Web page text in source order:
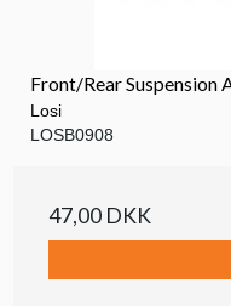
Front/Rear Suspension
Losi
LOSB0908
47,00 DKK